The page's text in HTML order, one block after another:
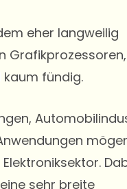
eher langweilig
Grafikprozessoren,
fündig.
sehr breite